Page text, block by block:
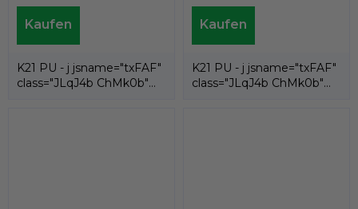
K21 PU - j jsname="txFAF"
class="JLqJ4b ChMk0b"
K21 PU - j jsname="txFAF"
class="JLqJ4b ChMk0b"